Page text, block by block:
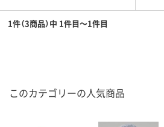
1件（3商品）中 1件目～1件目
このカテゴリーの人気商品